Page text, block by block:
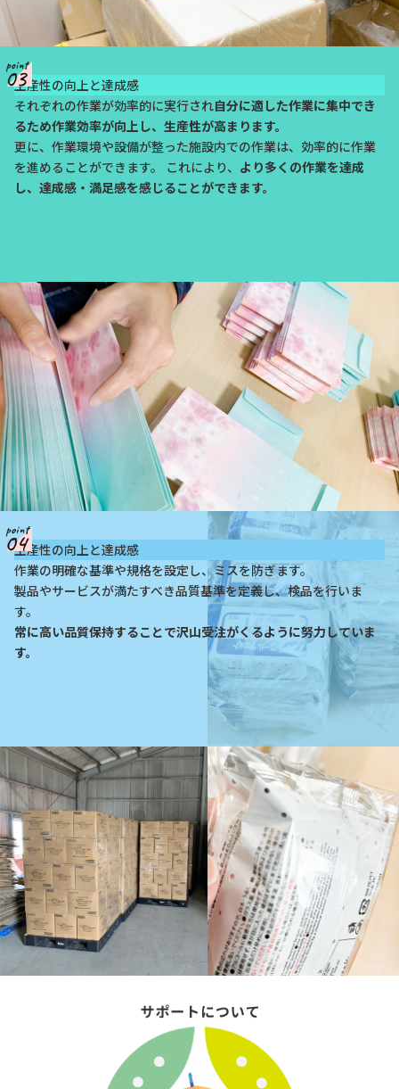
生産性の向上と達成感
それぞれの作業が効率的に実行され自分に適した作業に集中でき
るため作業効率が向上し、生産性が高まります。
更に、作業環境や設備が整った施設内での作業は、効率的に作業
を進めることができます。 これにより、 より多くの作業を達成
し、達成感・満足感を感じることができます。
生産性の向上と達成感
作業の明確な基準や規格を設定し、ミスを防ぎます。
製品やサービスが満たすべき品質基準を定義し、検品を行いま
す。
常に高い品質保持することで沢山受注がくるように努力していま
す。